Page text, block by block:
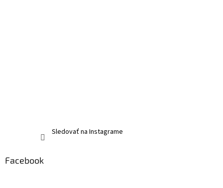
Sledovať na Instagrame
Facebook